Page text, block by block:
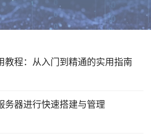
教程：从入门到精通的实用指南
务器进行快速搭建与管理